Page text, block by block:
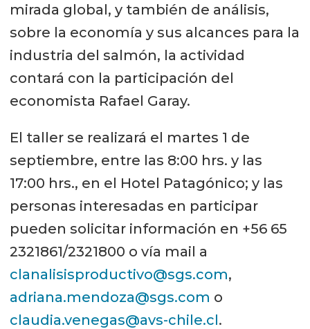
mirada global, y también de análisis,
sobre la economía y sus alcances para la
industria del salmón, la actividad
contará con la participación del
economista Rafael Garay.
El taller se realizará el martes 1 de
septiembre, entre las 8:00 hrs. y las
17:00 hrs., en el Hotel Patagónico; y las
personas interesadas en participar
pueden solicitar información en +56 65
2321861/2321800 o vía mail a
clanalisisproductivo@sgs.com,
adriana.mendoza@sgs.com o
claudia.venegas@avs-chile.cl.